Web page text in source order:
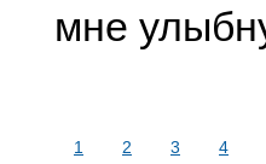
мне
1 2 3 4